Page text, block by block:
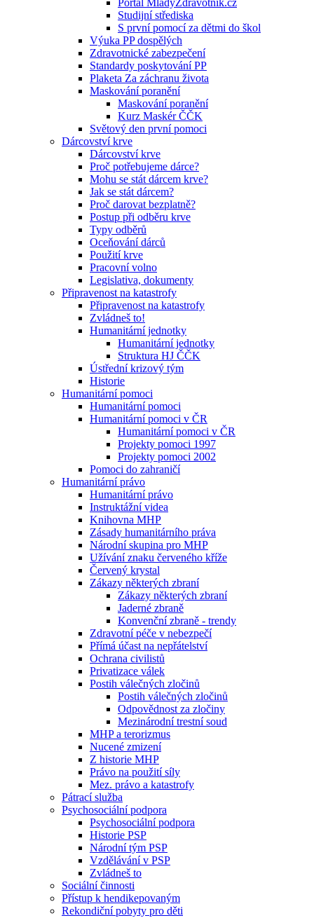
Portál MladyZdravotnik.cz
Studijní střediska
S první pomocí za dětmi do škol
Výuka PP dospělých
Zdravotnické zabezpečení
Standardy poskytování PP
Plaketa Za záchranu života
Maskování poranění
Maskování poranění
Kurz Maskér ČČK
Světový den první pomoci
Dárcovství krve
Dárcovství krve
Proč potřebujeme dárce?
Mohu se stát dárcem krve?
Jak se stát dárcem?
Proč darovat bezplatně?
Postup při odběru krve
Typy odběrů
Oceňování dárců
Použití krve
Pracovní volno
Legislativa, dokumenty
Připravenost na katastrofy
Připravenost na katastrofy
Zvládneš to!
Humanitární jednotky
Humanitární jednotky
Struktura HJ ČČK
Ústřední krizový tým
Historie
Humanitární pomoci
Humanitární pomoci
Humanitární pomoci v ČR
Humanitární pomoci v ČR
Projekty pomoci 1997
Projekty pomoci 2002
Pomoci do zahraničí
Humanitární právo
Humanitární právo
Instruktážní videa
Knihovna MHP
Zásady humanitárního práva
Národní skupina pro MHP
Užívání znaku červeného kříže
Červený krystal
Zákazy některých zbraní
Zákazy některých zbraní
Jaderné zbraně
Konvenční zbraně - trendy
Zdravotní péče v nebezpečí
Přímá účast na nepřátelství
Ochrana civilistů
Privatizace válek
Postih válečných zločinů
Postih válečných zločinů
Odpovědnost za zločiny
Mezinárodní trestní soud
MHP a terorizmus
Nucené zmizení
Z historie MHP
Právo na použití síly
Mez. právo a katastrofy
Pátrací služba
Psychosociální podpora
Psychosociální podpora
Historie PSP
Národní tým PSP
Vzdělávání v PSP
Zvládneš to
Sociální činnosti
Přístup k hendikepovaným
Rekondiční pobyty pro děti